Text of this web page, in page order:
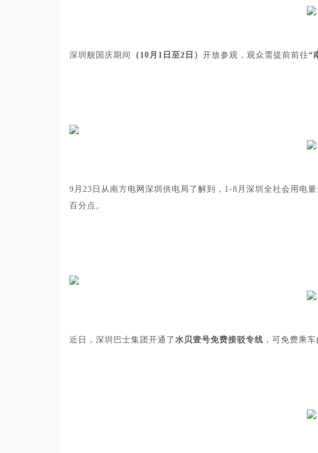
深圳舰国庆期间 （10月1日至2日） 开放参观，观众需提前前往“
9月23日从南方电网深圳供电局了解到，1-8月深圳全社会用电量
百分点。
近日，深圳巴士集团开通了 水贝壹号免费接驳专线 ，可免费乘